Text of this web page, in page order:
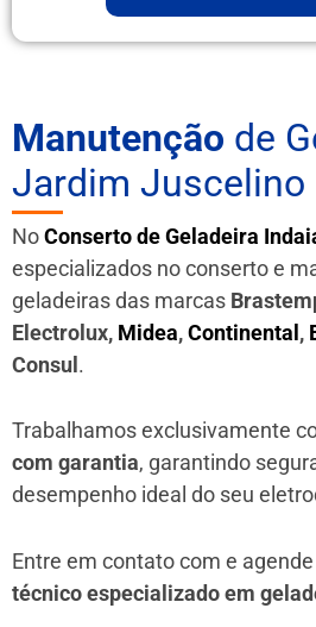
Manutenção de
Jardim Juscelino
NoConserto de Geladeira
especializados no conserto e
geladeiras das marcas
Electrolux, Midea,Continental,
Consul.
Trabalhamos exclusivamente
com garantia, garantindo
desempenho ideal do seu
Entre em contato com e
técnico especializado em